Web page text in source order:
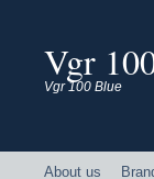
Vgr
Vgr 100 Blue
About us